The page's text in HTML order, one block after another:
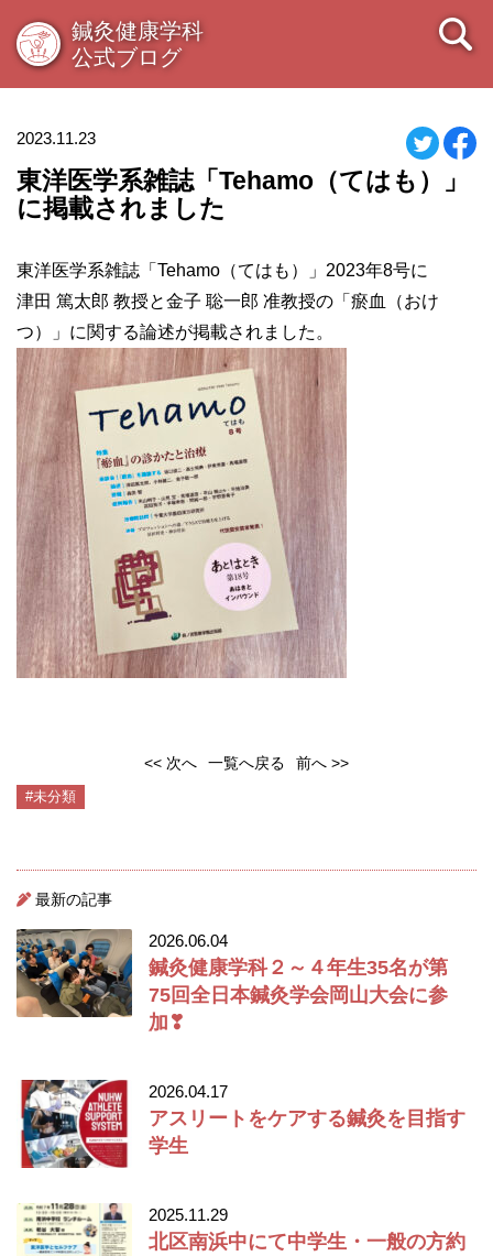
鍼灸健康学科
公式ブログ
2023.11.23
東洋医学系雑誌「Tehamo（てはも）」
に掲載されました
東洋医学系雑誌「Tehamo（てはも）」2023年8号に
津田 篤太郎 教授と金子 聡一郎 准教授の「瘀血（おけ
つ）」に関する論述が掲載されました 。
<< 次へ 一覧へ戻る 前へ >>
#未分類
最新の記事
2026.06.04
鍼灸健康学科２～４年生35名が第
75回全日本鍼灸学会岡山大会に参
加❣
2026.04.17
アスリートをケアする鍼灸を目指す
学生
2025.11.29
北区南浜中にて中学生・一般の方約